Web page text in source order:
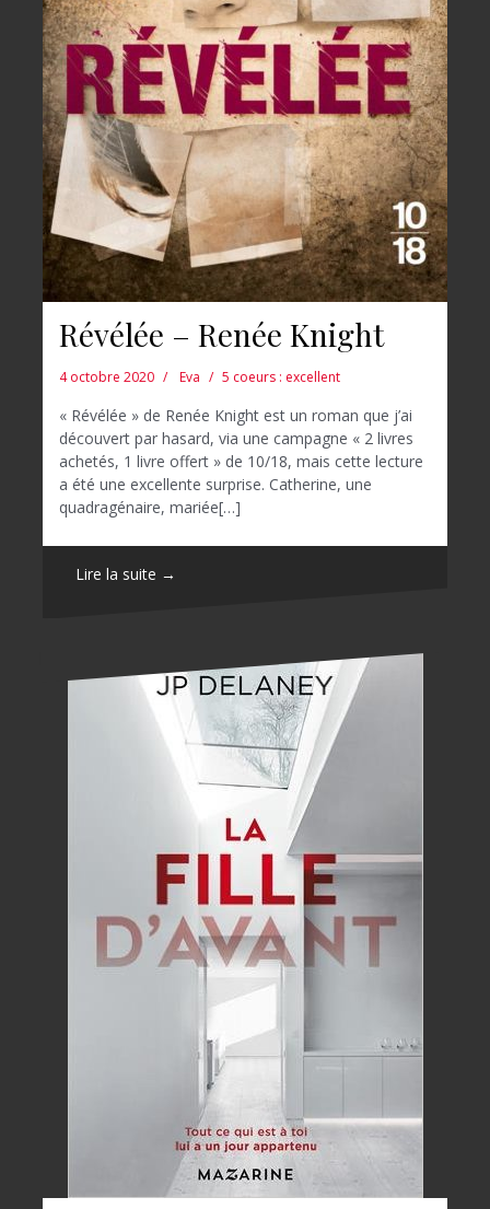
Révélée – Renée Knight
4 octobre 2020 Eva 5 coeurs : excellent
« Révélée » de Renée Knight est un roman que j’ai
découvert par hasard, via une campagne « 2 livres
achetés, 1 livre offert » de 10/18, mais cette lecture
a été une excellente surprise. Catherine, une
quadragénaire, mariée[…]
Lire la suite →